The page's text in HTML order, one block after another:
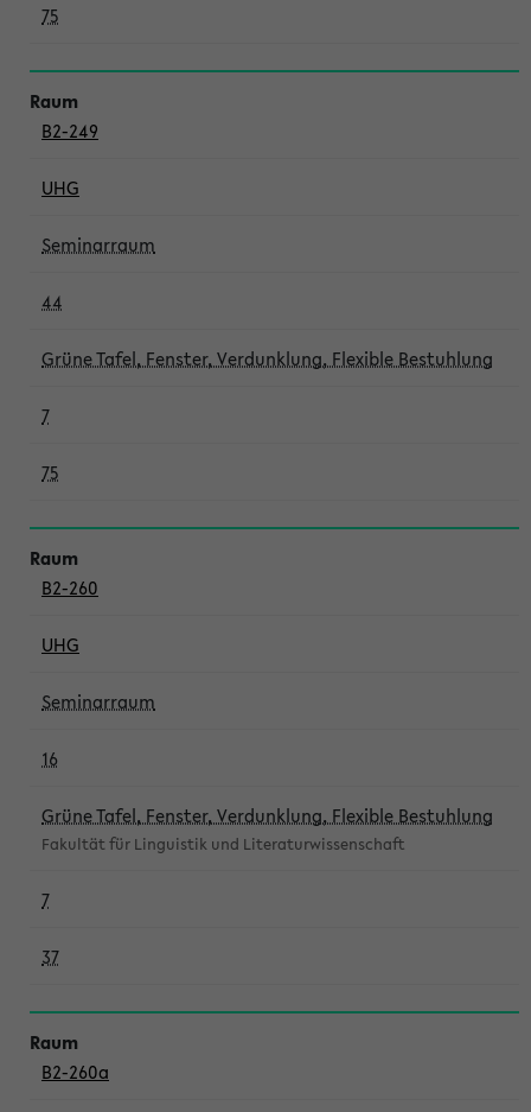
75
B2-249
UHG
Seminarraum
44
Grüne Tafel, Fenster, Verdunklung, Flexible Bestuhlung
7
75
B2-260
UHG
Seminarraum
16
Grüne Tafel, Fenster, Verdunklung, Flexible Bestuhlung
Fakultät für Linguistik und Literaturwissenschaft
7
37
B2-260a